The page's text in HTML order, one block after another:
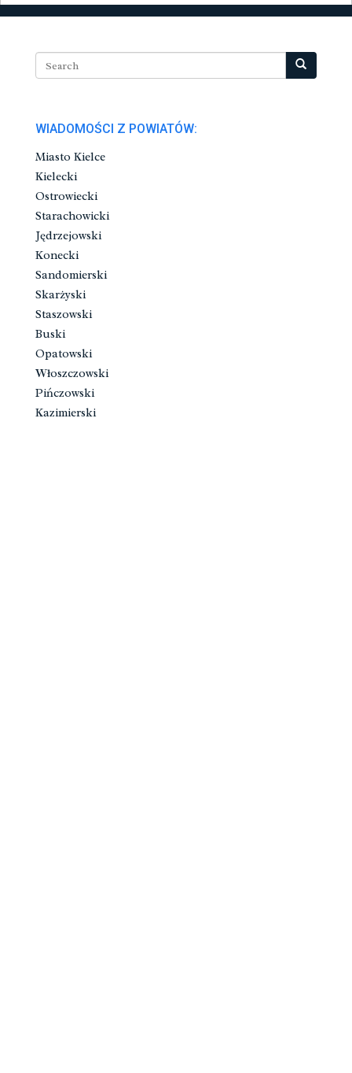
WIADOMOŚCI Z POWIATÓW:
Miasto Kielce
Kielecki
Ostrowiecki
Starachowicki
Jędrzejowski
Konecki
Sandomierski
Skarżyski
Staszowski
Buski
Opatowski
Włoszczowski
Pińczowski
Kazimierski